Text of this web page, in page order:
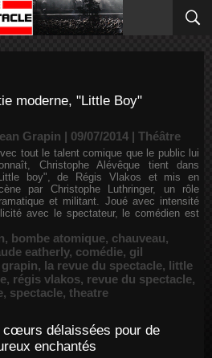
moderne, "Little Boy"
Grapin | 09/07/2014 | Théâtre
tout le talent comique que le public lui
Christophe Alévêque tient dans
boy", de Régis Vlakos et mis en
par Christophe Luthringer, un rôle
et militant. Joué avec intensité
avec le spectateur, le comédien est
, bombe atomique, chauveau,
eatherly, comédie, gil
grapin, la revue du spectacle, little
, régis vlakos, revue du spectacle,
, spectacle, theatre
cœurs délaissées pour de
enchantés